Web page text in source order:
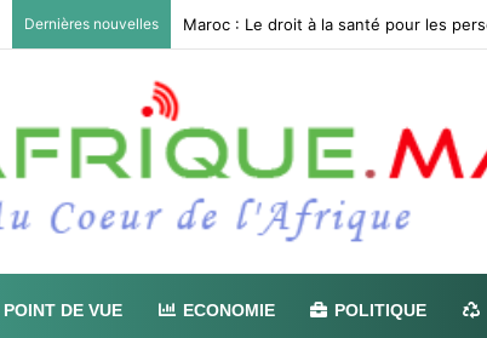
Dernières nouvelles
POINT DE VUE ECONOMIE POLITIQUE